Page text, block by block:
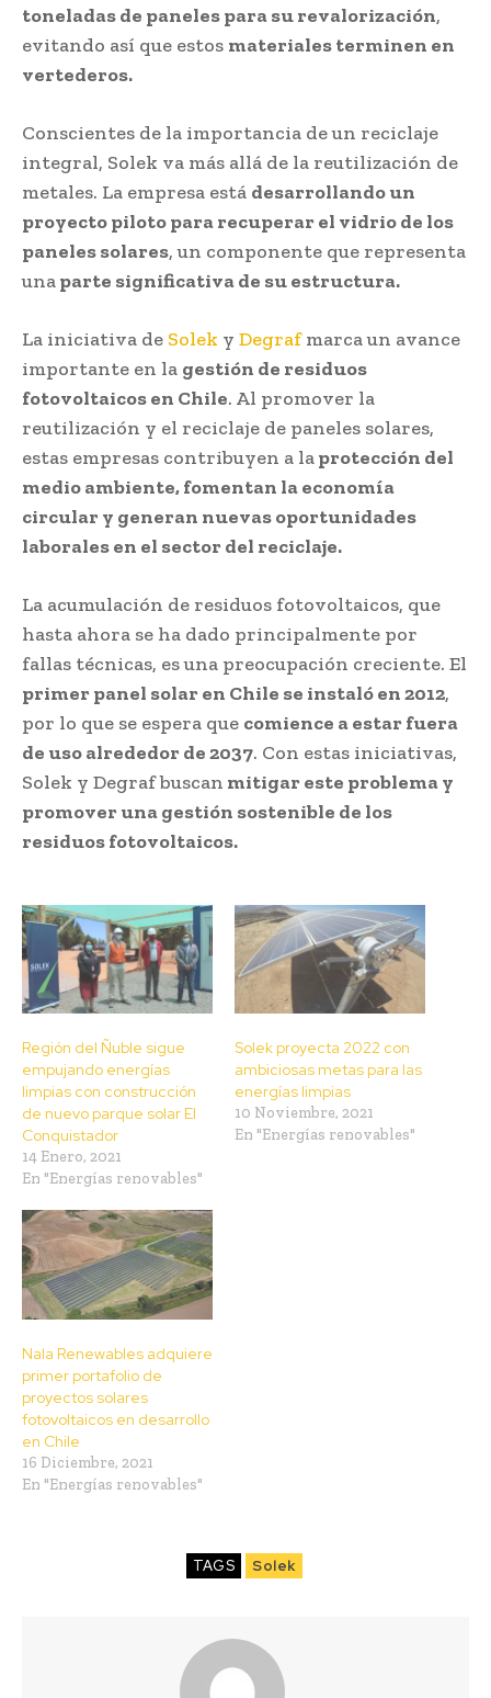
toneladas de paneles para su revalorización,
evitando así que estos materiales terminen en
vertederos.
Conscientes de la importancia de un reciclaje
integral, Solek va más allá de la reutilización de
metales. La empresa está desarrollando un
proyecto piloto para recuperar el vidrio de los
paneles solares, un componente que representa
unaparte significativa de su estructura.
La iniciativa de Solek y Degrafmarca un avance
importante en la gestión de residuos
fotovoltaicos en Chile. Al promover la
reutilización y el reciclaje de paneles solares,
estas empresas contribuyen a laprotección del
medio ambiente, fomentan la economía
circular y generan nuevas oportunidades
laborales en el sector del reciclaje.
La acumulación de residuos fotovoltaicos, que
hasta ahora se ha dado principalmente por
fallas técnicas, es una preocupación creciente. El
primer panel solar en Chile se instaló en 2012,
por lo que se espera que comience a estar fuera
de uso alrededor de 2037. Con estas iniciativas,
Solek y Degraf buscan mitigar este problema y
promover una gestión sostenible de los
residuos fotovoltaicos.
Región del Ñuble sigue
empujando energías
limpias con construcción
de nuevo parque solar El
Conquistador
14 Enero, 2021
En "Energías renovables"
Solek proyecta 2022 con
ambiciosas metas para las
energías limpias
10 Noviembre, 2021
En "Energías renovables"
Nala Renewables adquiere
primer portafolio de
proyectos solares
fotovoltaicos en desarrollo
en Chile
16 Diciembre, 2021
En "Energías renovables"
TAGS Solek